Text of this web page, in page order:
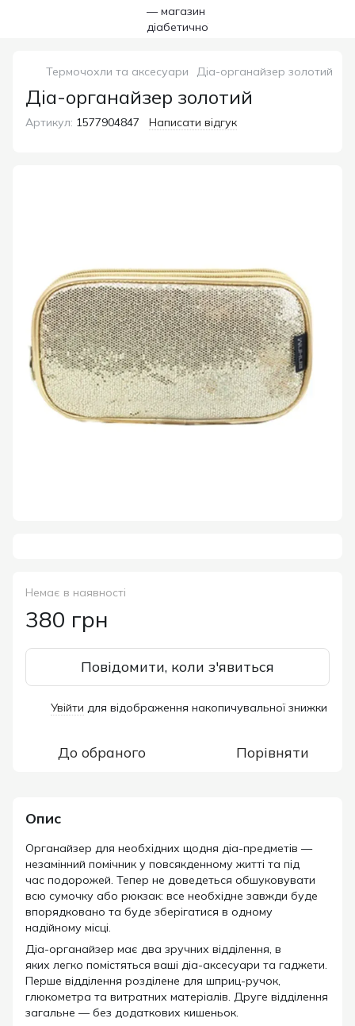
Термочохли та аксесуари Діа-органайзер золотий
Діа-органайзер золотий
Артикул: 1577904847 Написати відгук
Немає в наявності
380 грн
Повідомити, коли з'явиться
Увійти для відображення накопичувальної знижки
До обраного Порівняти
Опис
Органайзер для необхідних щодня діа-предметів —
незамінний помічник у повсякденному житті та під
час подорожей. Тепер не доведеться обшуковувати
всю сумочку або рюкзак: все необхідне завжди буде
впорядковано та буде зберігатися в одному
надійному місці.
Діа-органайзер має два зручних відділення, в
яких легко помістяться ваші діа-аксесуари та гаджети.
Перше відділення розділене для шприц-ручок,
глюкометра та витратних матеріалів. Друге відділення
загальне — без додаткових кишеньок.